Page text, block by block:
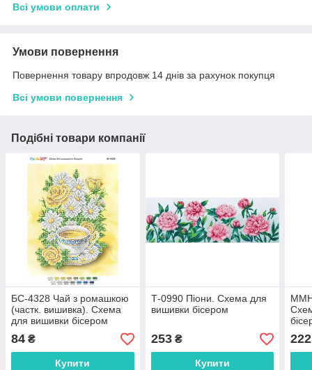
Всі умови оплати
Умови повернення
Повернення товару впродовж 14 днів за рахунок покупця
Всі умови повернення
Подібні товари компанії
БС-4328 Чай з ромашкою
(частк. вишивка). Схема
для вишивки бісером
84 ₴
Купити
Т-0990 Піони. Схема для
вишивки бісером
253₴
Купити
222